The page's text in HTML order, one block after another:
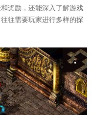
奖励，还能深入了解游戏
往需要玩家进行多样的探